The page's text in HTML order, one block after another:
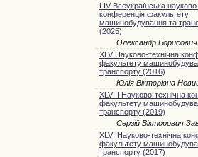
LIV Всеукраїнська
конференція факультету
машинобудування та
(2025)
Олександр
XLV Науково-технічна
факультету
транспорту (2016)
Юлія Вікторівна
XLVIII Науково-технічна
факультету
транспорту (2019)
Сергій Вікторович
XLVI Науково-технічна
факультету
транспорту (2017)